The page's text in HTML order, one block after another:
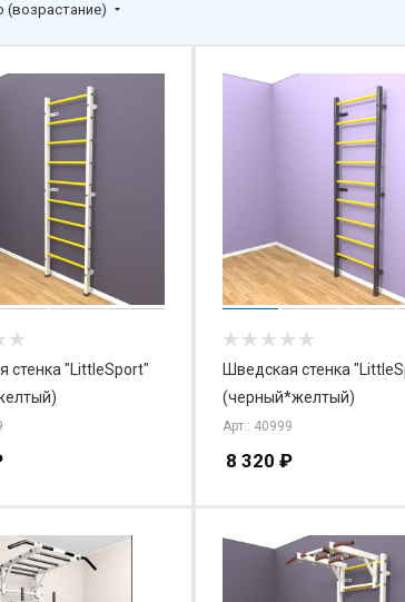
стенка "LittleSport"
Шведская стенка
(черный*желтый)
Арт.: 40999
8 320 ₽